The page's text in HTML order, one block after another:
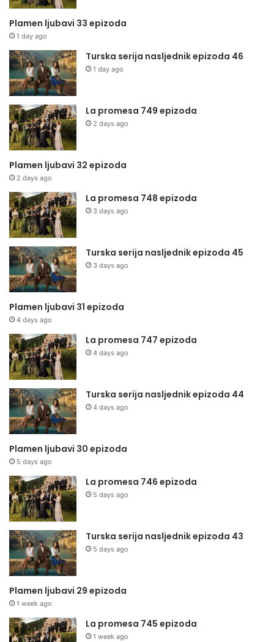
Plamen ljubavi 33 epizoda
1 day ago
Turska serija nasljednik epizoda 46
1 day ago
La promesa 749 epizoda
2 days ago
Plamen ljubavi 32 epizoda
2 days ago
La promesa 748 epizoda
3 days ago
Turska serija nasljednik epizoda 45
3 days ago
Plamen ljubavi 31 epizoda
4 days ago
La promesa 747 epizoda
4 days ago
Turska serija nasljednik epizoda 44
4 days ago
Plamen ljubavi 30 epizoda
5 days ago
La promesa 746 epizoda
5 days ago
Turska serija nasljednik epizoda 43
5 days ago
Plamen ljubavi 29 epizoda
1 week ago
La promesa 745 epizoda
1 week ago